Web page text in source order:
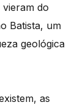
do
Batista, um
geológica
as